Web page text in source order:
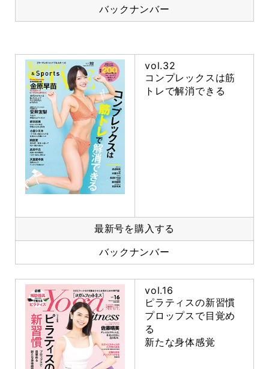
バックナンバー
vol.32
コンプレックスは筋
トレで解消できる
最新号を購入する
バックナンバー
vol.16
ピラティスの新習慣
プロップスで目覚め
る
新たな身体感覚